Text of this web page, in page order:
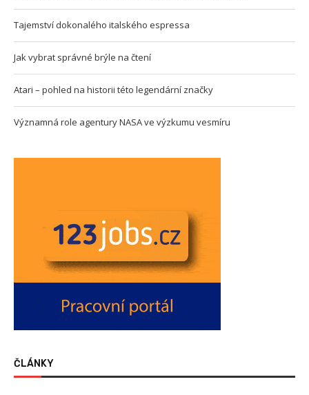
Tajemství dokonalého italského espressa
Jak vybrat správné brýle na čtení
Atari – pohled na historii této legendární značky
Významná role agentury NASA ve výzkumu vesmíru
ČLÁNKY